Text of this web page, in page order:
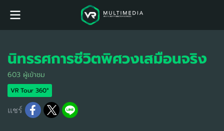
นิทรรศการชีวิตพิศวงเสมือนจริง
603 ผู้เข้าชม
VR Tour 360°
แชร์